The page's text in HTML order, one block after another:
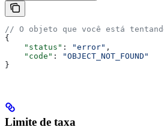
// O objeto que você está
{
    "status"
: "error" ,
    "code"
:
"OBJECT_NOT_FOUND"
}
Limite de taxa